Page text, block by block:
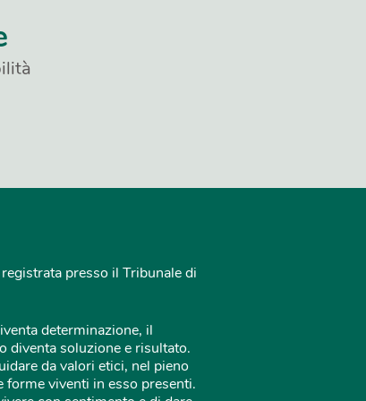
presso il Tribunale di
determinazione, il
diventa soluzione e risultato.
da valori etici, nel pieno
viventi in esso presenti.